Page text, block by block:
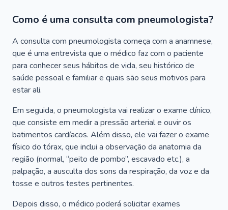
Como é uma consulta com pneumologista?
A consulta com pneumologista começa com a anamnese,
que é uma entrevista que o médico faz com o paciente
para conhecer seus hábitos de vida, seu histórico de
saúde pessoal e familiar e quais são seus motivos para
estar ali.
Em seguida, o pneumologista vai realizar o exame clínico,
que consiste em medir a pressão arterial e ouvir os
batimentos cardíacos. Além disso, ele vai fazer o exame
físico do tórax, que inclui a observação da anatomia da
região (normal, “peito de pombo”, escavado etc.), a
palpação, a ausculta dos sons da respiração, da voz e da
tosse e outros testes pertinentes.
Depois disso, o médico poderá solicitar exames